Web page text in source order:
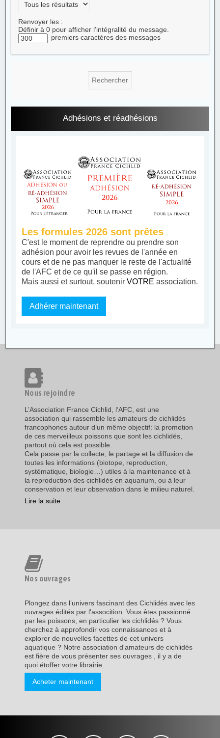
Renvoyer les :
Définir à 0 pour afficher l’intégralité du message.
premiers caractères des messages
Adhésions et réadhésions
Les formules 2026 sont prêtes
C'est le moment de reprendre ou prendre son
adhésion pour avoir les revues de l'année en
cours et de ne pas manquer le reste de l'actualité
de l'AFC et de ce qu'il se passe en région.
Mais aussi et surtout, soutenirVOTRE association.
Adhérer maintenant
Nous rejoindre
L’Association France Cichlid, l‘AFC, est une
association qui rassemble les amateurs de cichlidés
francophones autour d’un même objectif: la promotion
de ces merveilleux poissons que sont les cichlidés,
partout où cela est possible.
Cela passe par la collecte, le partage et la diffusion de
toutes les informations (biotope, reproduction,
systématique, biologie…) utiles à la maintenance et à
la reproduction des cichlidés en aquarium, ou à leur
conservation et leur observation dans le milieu naturel.
Lire la suite
Nos ouvrages
Plongez dans l’univers fascinant des Cichlidés avec les
ouvrages édités par l'assocition. Vous êtes passionné
par les poissons, en particulier les cichlidés ? Vous
cherchez à approfondir vos connaissances et à
explorer de nouvelles facettes de cet univers
aquatique ? Notre association d'amateurs de cichlidés
est fière de vous présenter ses ouvrages , il y a de
quoi étoffer votre librairie.
Acheter maintenant